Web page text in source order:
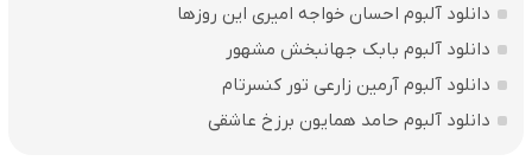
دانلود آلبوم احسان خواجه امیری این روزها
دانلود آلبوم بابک جهانبخش مشهور
دانلود آلبوم آرمین زارعی تور کنسرتام
دانلود آلبوم حامد همایون برزخ عاشقی